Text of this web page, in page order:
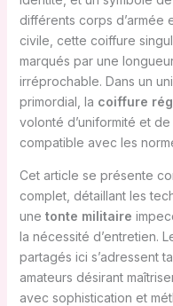
différents corps d’armée
civile, cette coiffure
marqués par une
irréprochable. Dans un
primordial, la coiffure
volonté d’uniformité et
compatible avec les
Cet article se présente
complet, détaillant les
une tonte militaire
la nécessité d’entretien.
partagés ici s’adressent
amateurs désirant
avec sophistication et